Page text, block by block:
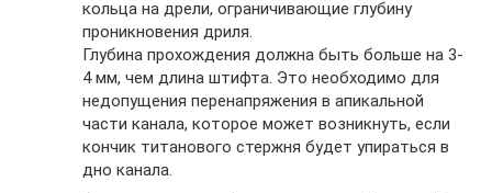
кольца на дрели, ограничивающие глубину
проникновения дриля.
Глубина прохождения должна быть больше на 3-
4 мм, чем длина штифта. Это необходимо для
недопущения перенапряжения в апикальной
части канала, которое может возникнуть, если
кончик титанового стержня будет упираться в
дно канала.